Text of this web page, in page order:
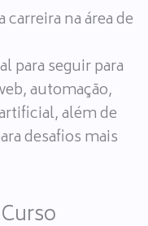
na área de
para seguir para
automação,
além de
desafios mais